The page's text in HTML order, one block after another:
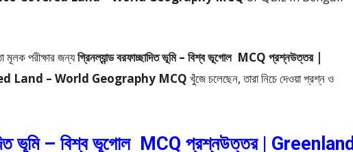
মূলক পরীক্ষার জন্যগ্রিনল্যান্ড বরফাচ্ছাদিত ভূমি – বিশ্ব ভূগোল MCQ প্রশ্নউত্তর |
Land – World Geography MCQ খুঁজে চলেছেন, তারা নিচে দেওয়া প্রশ্ন ও
ভূমি – বিশ্ব ভূগোল MCQ প্রশ্নউত্তর | Greenland